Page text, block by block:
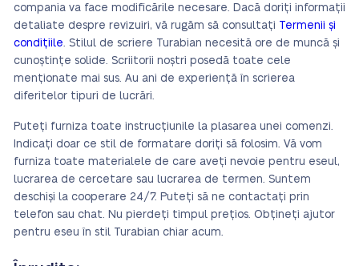
compania va face modificările necesare. Dacă doriți informații
detaliate despre revizuiri, vă rugăm să consultați Termenii și
condițiile. Stilul de scriere Turabian necesită ore de muncă și
cunoștințe solide. Scriitorii noștri posedă toate cele
menționate mai sus. Au ani de experiență în scrierea
diferitelor tipuri de lucrări.
Puteți furniza toate instrucțiunile la plasarea unei comenzi.
Indicați doar ce stil de formatare doriți să folosim. Vă vom
furniza toate materialele de care aveți nevoie pentru eseul,
lucrarea de cercetare sau lucrarea de termen. Suntem
deschiși la cooperare 24/7. Puteți să ne contactați prin
telefon sau chat. Nu pierdeți timpul prețios. Obțineți ajutor
pentru eseu în stil Turabian chiar acum.